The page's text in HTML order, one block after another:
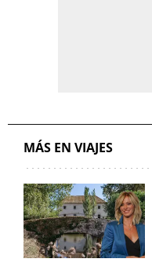
MÁS EN VIAJES